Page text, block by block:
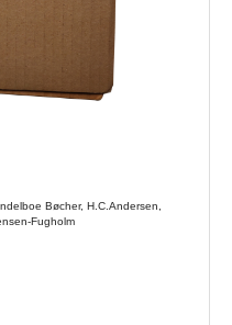
Bøcher, H.C.Andersen,
Fugholm